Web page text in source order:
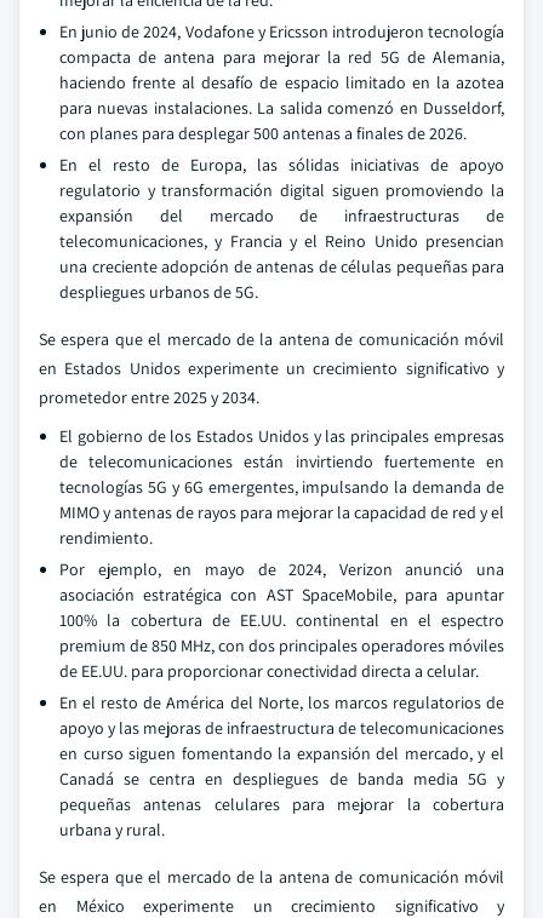
En junio de 2024, Vodafone y Ericsson introdujeron tecnología
compacta de antena para mejorar la red 5G de Alemania,
haciendo frente al desafío de espacio limitado en la azotea
para nuevas instalaciones. La salida comenzó en Dusseldorf,
con planes para desplegar 500 antenas a finales de 2026.
En el resto de Europa, las sólidas iniciativas de apoyo
regulatorio y transformación digital siguen promoviendo la
expansión del mercado de infraestructuras de
telecomunicaciones, y Francia y el Reino Unido presencian
una creciente adopción de antenas de células pequeñas para
despliegues urbanos de 5G.
Se espera que el mercado de la antena de comunicación móvil
en Estados Unidos experimente un crecimiento significativo y
prometedor entre 2025 y 2034.
El gobierno de los Estados Unidos y las principales empresas
de telecomunicaciones están invirtiendo fuertemente en
tecnologías 5G y 6G emergentes, impulsando la demanda de
MIMO y antenas de rayos para mejorar la capacidad de red y el
rendimiento.
Por ejemplo, en mayo de 2024, Verizon anunció una
asociación estratégica con AST SpaceMobile, para apuntar
100% la cobertura de EE.UU. continental en el espectro
premium de 850 MHz, con dos principales operadores móviles
de EE.UU. para proporcionar conectividad directa a celular.
En el resto de América del Norte, los marcos regulatorios de
apoyo y las mejoras de infraestructura de telecomunicaciones
en curso siguen fomentando la expansión del mercado, y el
Canadá se centra en despliegues de banda media 5G y
pequeñas antenas celulares para mejorar la cobertura
urbana y rural.
Se espera que el mercado de la antena de comunicación móvil
en México experimente un crecimiento significativo y